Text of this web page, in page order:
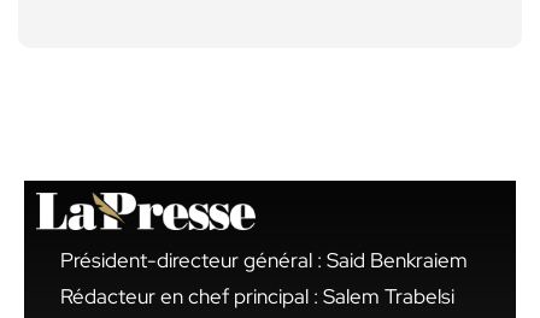
Président-directeur général : Said Benkraiem
Rédacteur en chef principal : Salem Trabelsi